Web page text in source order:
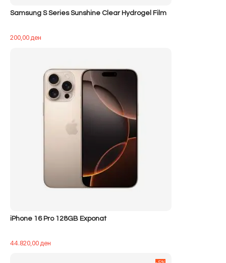
Samsung S Series Sunshine Clear Hydrogel Film
200,00ден
iPhone 16 Pro 128GB Exponat
44.820,00ден